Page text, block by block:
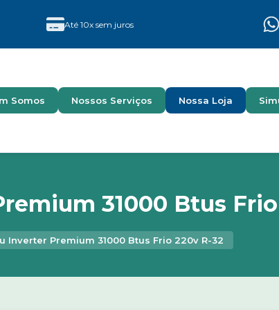
Até 10x sem juros
Somos Nossos Serviços Nossa Loja
31000 Btus Frio
Inverter Premium 31000 Btus Frio 220v R-32